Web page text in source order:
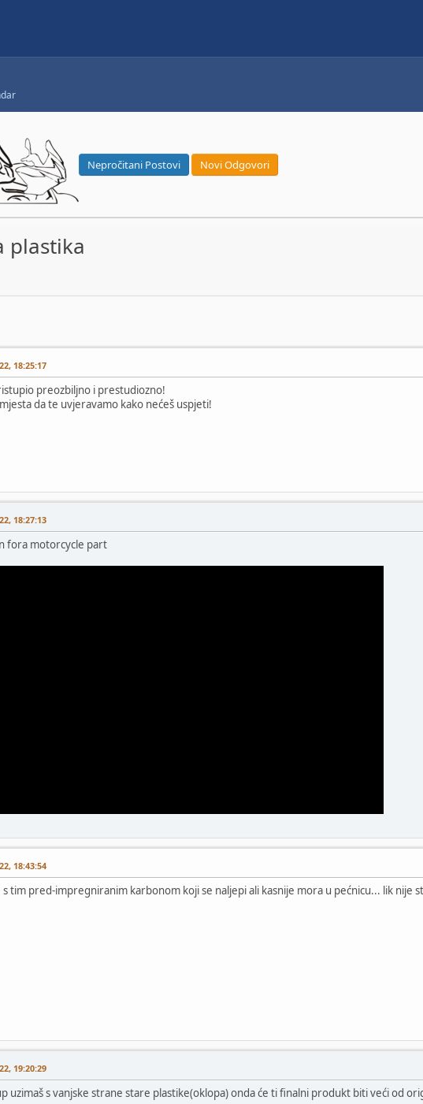
Nepročitani Postovi Novi Odgovori
plastika
18:25:17
preozbiljno i prestudiozno!
da te uvjeravamo kako nećeš uspjeti!
18:27:13
fora motorcycle part
18:43:54
tim pred-impregniranim karbonom koji se naljepi ali kasnije mora u pećnicu... lik nije
19:20:29
uzimaš s vanjske strane stare plastike(oklopa) onda će ti finalni produkt biti veći od